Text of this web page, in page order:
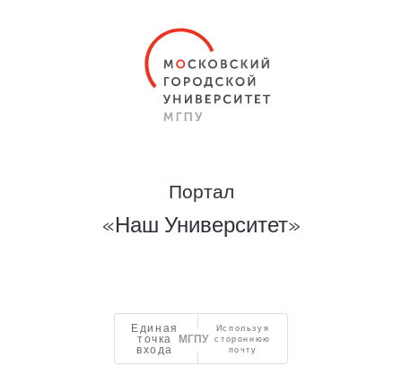
Портал
«Наш Университет»
Единая
точка
входа
Используя
стороннюю
почту